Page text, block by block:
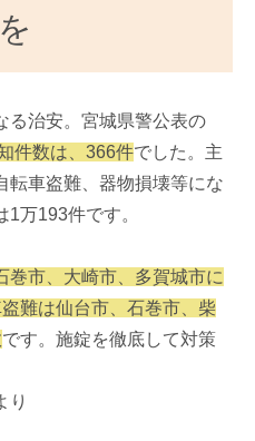
る治安。宮城県警公表の
件数は、366件でした。主
転車盗難、器物損壊等にな
万193件です。
巻市、大崎市、多賀城市に
難は仙台市、石巻市、柴
です。施錠を徹底して対策
り